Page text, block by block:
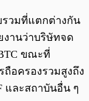
รวมที่แตกต่างกัน
งานว่าบริษัทจด
ขณะที่
ถือครองรวมสูงถึง
และสถาบันอื่น ๆ